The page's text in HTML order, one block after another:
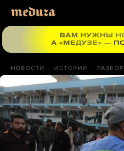
НОВОСТИ ИСТОРИИ РАЗБОР